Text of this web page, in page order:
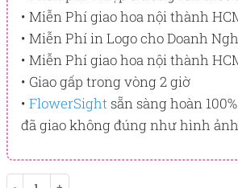
• Miễn Phí giao hoa nội thành
• Miễn Phí in Logo cho Doanh
• Miễn Phí giao hoa nội thành
• Giao gấp trong vòng 2 giờ
• FlowerSightsẵn sàng hoàn
đã giao không đúng như hình